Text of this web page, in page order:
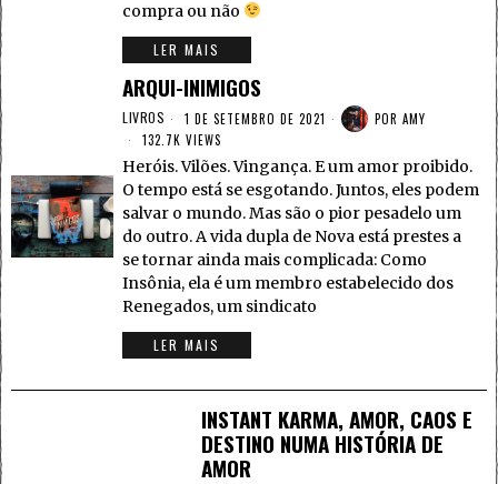
compra ou não
LER MAIS
ARQUI-INIMIGOS
LIVROS 1 DE SETEMBRO DE 2021 POR AMY
132.7K VIEWS
Heróis. Vilões. Vingança. E um amor proibido.
O tempo está se esgotando. Juntos, eles podem
salvar o mundo. Mas são o pior pesadelo um
do outro. A vida dupla de Nova está prestes a
se tornar ainda mais complicada: Como
Insônia, ela é um membro estabelecido dos
Renegados, um sindicato
LER MAIS
INSTANT KARMA, AMOR, CAOS E
DESTINO NUMA HISTÓRIA DE
AMOR